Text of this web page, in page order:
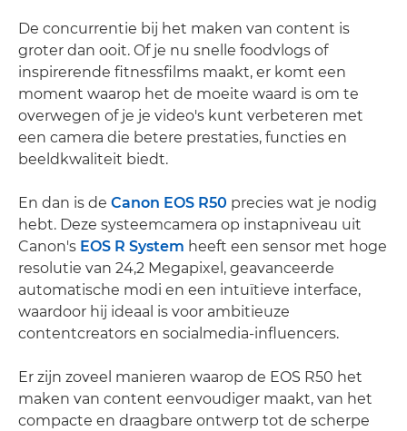
De concurrentie bij het maken van content is
groter dan ooit. Of je nu snelle foodvlogs of
inspirerende fitnessfilms maakt, er komt een
moment waarop het de moeite waard is om te
overwegen of je je video's kunt verbeteren met
een camera die betere prestaties, functies en
beeldkwaliteit biedt.
En dan is de Canon EOS R50 precies wat je nodig
hebt. Deze systeemcamera op instapniveau uit
Canon's EOS R System heeft een sensor met hoge
resolutie van 24,2 Megapixel, geavanceerde
automatische modi en een intuïtieve interface,
waardoor hij ideaal is voor ambitieuze
contentcreators en socialmedia-influencers.
Er zijn zoveel manieren waarop de EOS R50 het
maken van content eenvoudiger maakt, van het
compacte en draagbare ontwerp tot de scherpe